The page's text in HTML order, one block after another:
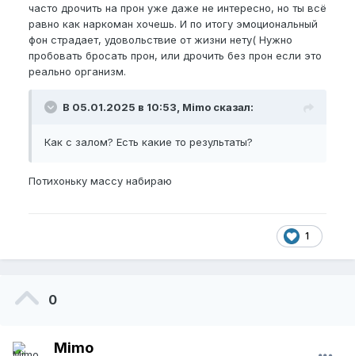
часто дрочить на прон уже даже не интересно, но ты всё
равно как наркоман хочешь. И по итогу эмоциональный
фон страдает, удовольствие от жизни нету( Нужно
пробовать бросать прон, или дрочить без прон если это
реально организм.
В 05.01.2025 в 10:53, Mimo сказал:
Как с залом? Есть какие то результаты?
Потихоньку массу набираю
1
0
Mimo